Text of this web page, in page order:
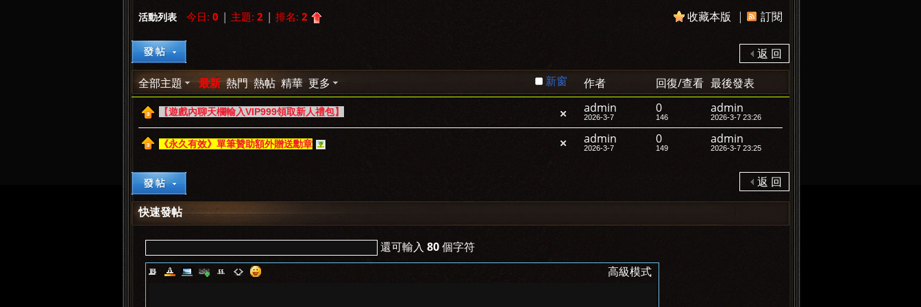
來
都
»
收藏本版 | 訂閱
活動列表 今日: 0 | 主題: 2 | 排名: 2
返 回
新窗
全部主題 最新 熱門 熱帖 精華 更多 作者 回復/查看 最後發表
【遊戲內聊天欄輸入VIP999領取新人禮包】 admin
2026-3-7
0
146
admin
2026-3-7 23:26
《永久有效》單筆贊助額外贈送勳章 admin
2026-3-7
0
149
admin
2026-3-7 23:25
返 回
快速發帖
還可輸入80個字符
高級模式